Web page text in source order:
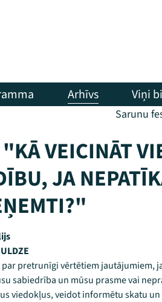
Arhīvs Viņi
Sarunu
VEICINĀT
JA
pretrunīgi vērtētiem jautājumiem,
sabiedrība un mūsu prasme vai
viedokļus, veidot informētu skatu